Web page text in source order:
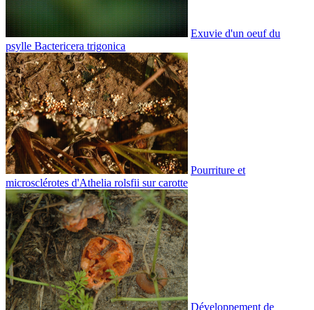
Exuvie d'un oeuf du
psylle Bactericera trigonica
Pourriture et
microsclérotes d'Athelia rolsfii sur carotte
Développement de